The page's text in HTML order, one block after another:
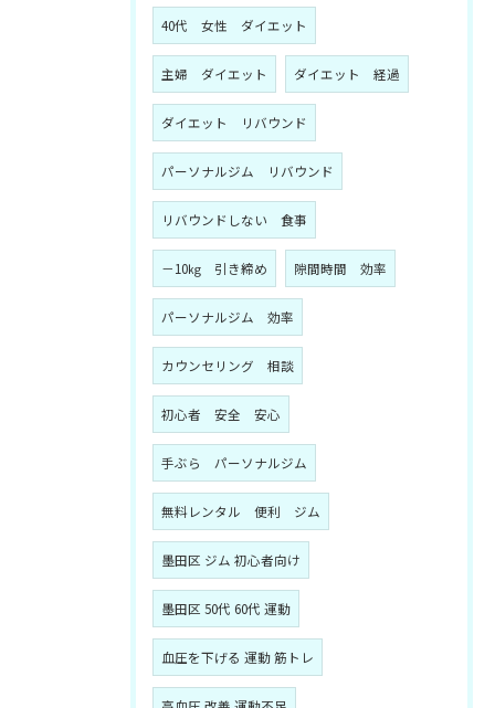
40代 女性 ダイエット
主婦 ダイエット ダイエット 経過
ダイエット リバウンド
パーソナルジム リバウンド
リバウンドしない 食事
－10㎏ 引き締め 隙間時間 効率
パーソナルジム 効率
カウンセリング 相談
初心者 安全 安心
手ぶら パーソナルジム
無料レンタル 便利 ジム
墨田区 ジム 初心者向け
墨田区 50代 60代 運動
血圧を下げる 運動 筋トレ